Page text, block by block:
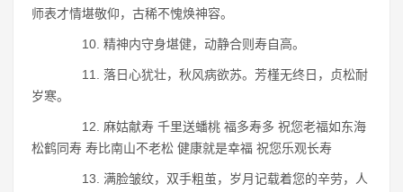
师表才情堪敬仰，古稀不愧焕神容。
10. 精神内守身堪健，动静合则寿自高。
11. 落日心犹壮，秋风病欲苏。芳槿无终日，贞松耐
岁寒。
12. 麻姑献寿 千里送蟠桃 福多寿多 祝您老福如东海
松鹤同寿 寿比南山不老松 健康就是幸福 祝您乐观长寿
13. 满脸皱纹，双手粗茧，岁月记载着您的辛劳，人